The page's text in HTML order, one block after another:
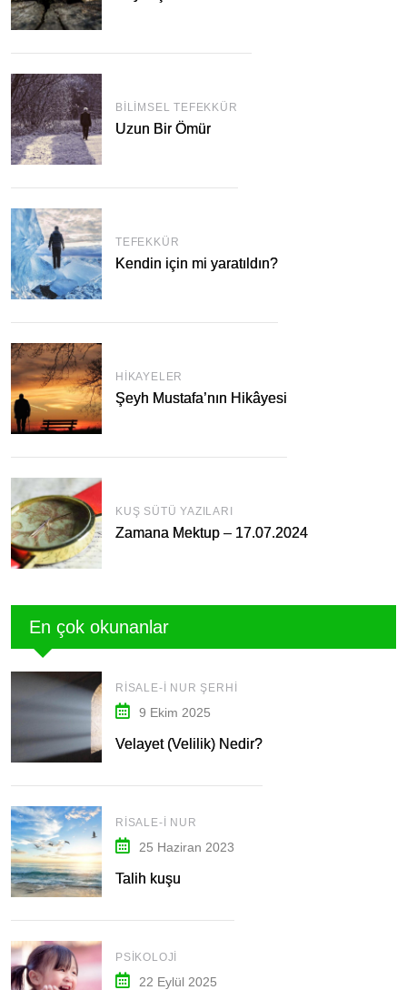
BILIMSEL TEFEKKÜR
Uzun Bir Ömür
TEFEKKÜR
Kendin için mi yaratıldın?
HIKAYELER
Şeyh Mustafa’nın Hikâyesi
KUŞ SÜTÜ YAZILARI
Zamana Mektup – 17.07.2024
En çok okunanlar
RISALE-I NUR ŞERHI
9 Ekim 2025
Velayet (Velilik) Nedir?
RISALE-I NUR
25 Haziran 2023
Talih kuşu
PSIKOLOJI
22 Eylül 2025